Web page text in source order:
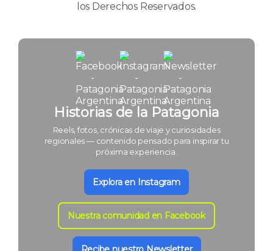
los Derechos Reservados.
Historias de la Patagonia
Reels, fotos, crónicas de viaje y curiosidades
regionales — contenido pensado para inspirar tu
próxima experiencia.
Explora en Instagram
Nuestra comunidad en Facebook